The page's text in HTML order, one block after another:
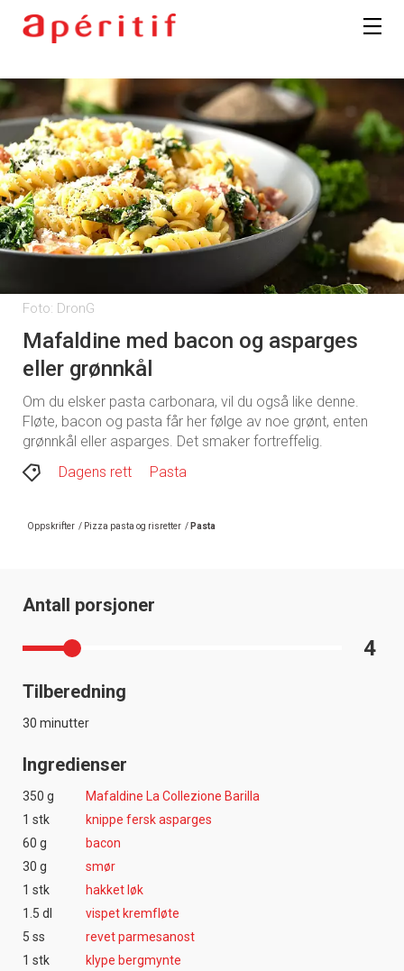
Foto: DronG
Mafaldine med bacon og asparges
eller grønnkål
Om du elsker pasta carbonara, vil du også like denne.
Fløte, bacon og pasta får her følge av noe grønt, enten
grønnkål eller asparges. Det smaker fortreffelig.
Dagens rett
Pasta
Oppskrifter / Pizza pasta og risretter / Pasta
Antall porsjoner
4
Tilberedning
30 minutter
Ingredienser
350 g
Mafaldine La Collezione Barilla
1 stk
knippe fersk asparges
60 g
bacon
30 g
smør
1 stk
hakket løk
1.5 dl
vispet kremfløte
5 ss
revet parmesanost
1 stk
klype bergmynte